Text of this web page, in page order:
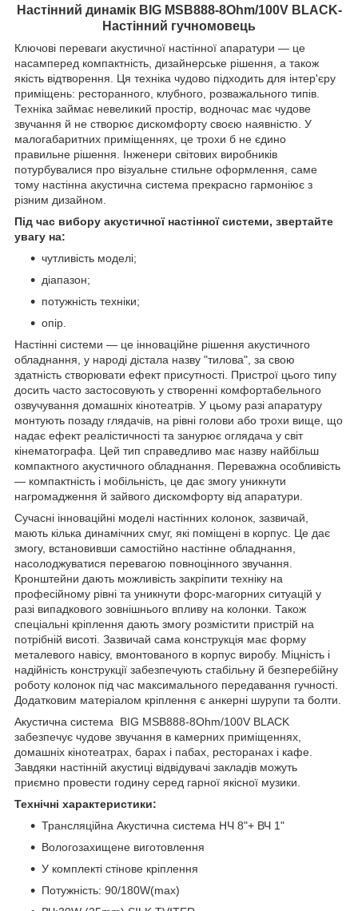
Настінний динамік BIG MSB888-8Ohm/100V BLACK-
Настінний гучномовець
Ключові переваги акустичної настінної апаратури — це
насамперед компактність, дизайнерське рішення, а також
якість відтворення. Ця техніка чудово підходить для інтер'єру
приміщень: ресторанного, клубного, розважального типів.
Техніка займає невеликий простір, водночас має чудове
звучання й не створює дискомфорту своєю наявністю. У
малогабаритних приміщеннях, це трохи б не єдино
правильне рішення. Інженери світових виробників
потурбувалися про візуальне стильне оформлення, саме
тому настінна акустична система прекрасно гармоніює з
різним дизайном.
Під час вибору акустичної настінної системи, звертайте
увагу на:
чутливість моделі;
діапазон;
потужність техніки;
опір.
Настінні системи — це інноваційне рішення акустичного
обладнання, у народі дістала назву "тилова", за свою
здатність створювати ефект присутності. Пристрої цього типу
досить часто застосовують у створенні комфортабельного
озвучування домашніх кінотеатрів. У цьому разі апаратуру
монтують позаду глядачів, на рівні голови або трохи вище, що
надає ефект реалістичності та занурює оглядача у світ
кінематографа. Цей тип справедливо має назву найбільш
компактного акустичного обладнання. Переважна особливість
— компактність і мобільність, це дає змогу уникнути
нагромадження й зайвого дискомфорту від апаратури.
Сучасні інноваційні моделі настінних колонок, зазвичай,
мають кілька динамічних смуг, які поміщені в корпус. Це дає
змогу, встановивши самостійно настінне обладнання,
насолоджуватися перевагою повноцінного звучання.
Кронштейни дають можливість закріпити техніку на
професійному рівні та уникнути форс-магорних ситуацій у
разі випадкового зовнішнього впливу на колонки. Також
спеціальні кріплення дають змогу розмістити пристрій на
потрібній висоті. Зазвичай сама конструкція має форму
металевого навісу, вмонтованого в корпус виробу. Міцність і
надійність конструкції забезпечують стабільну й безперебійну
роботу колонок під час максимального передавання гучності.
Додатковим матеріалом кріплення є анкерні шурупи та болти.
Акустична система BIG MSB888-8Ohm/100V BLACK
забезпечує чудове звучання в камерних приміщеннях,
домашніх кінотеатрах, барах і пабах, ресторанах і кафе.
Завдяки настінній акустиці відвідувачі закладів можуть
приємно провести годину серед гарної якісної музики.
Технічні характеристики:
Трансляційна Акустична система НЧ 8"+ ВЧ 1"
Вологозахищене виготовлення
У комплекті стінове кріплення
Потужність: 90/180W(max)